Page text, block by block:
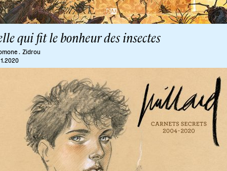
qui fit le bonheur des insectes
. Zidrou